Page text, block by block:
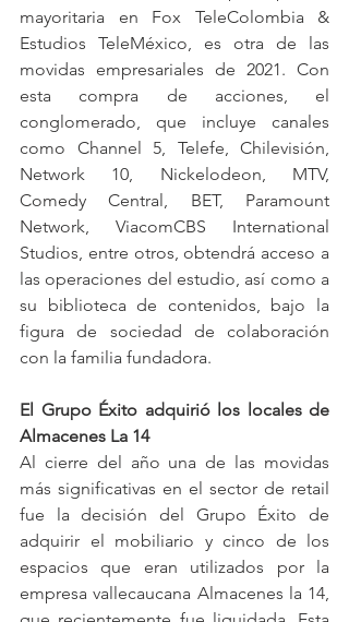
mayoritaria en Fox TeleColombia &
Estudios TeleMéxico, es otra de las
movidas empresariales de 2021. Con
esta compra de acciones, el
conglomerado, que incluye canales
como Channel 5, Telefe, Chilevisión,
Network 10, Nickelodeon, MTV,
Comedy Central, BET, Paramount
Network, ViacomCBS International
Studios, entre otros, obtendrá acceso a
las operaciones del estudio, así como a
su biblioteca de contenidos, bajo la
figura de sociedad de colaboración
con la familia fundadora.
El Grupo Éxito adquirió los locales de
Almacenes La 14
Al cierre del año una de las movidas
más significativas en el sector de retail
fue la decisión del Grupo Éxito de
adquirir el mobiliario y cinco de los
espacios que eran utilizados por la
empresa vallecaucana Almacenes la 14,